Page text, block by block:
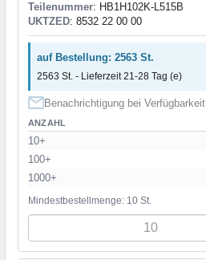
Teilenummer: HB1H102K-L515B
UKTZED: 8532 22 00 00
auf Bestellung: 2563 St.
2563 St. - Lieferzeit 21-28 Tag (e)
Benachrichtigung bei Verfügbarkeit
ANZAHL
10+
100+
1000+
Mindestbestellmenge: 10 St.